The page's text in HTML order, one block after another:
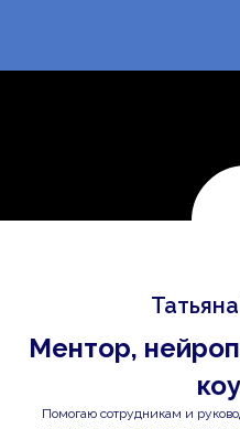
Ментор,
Помогаю сотрудникам и